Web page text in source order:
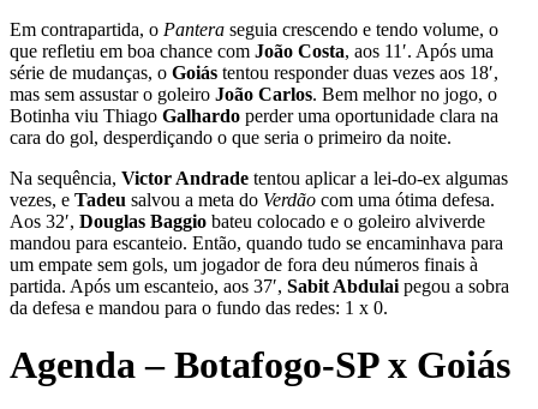
Em contrapartida, o Pantera seguia crescendo e tendo volume, o
que refletiu em boa chance com João Costa, aos 11′. Após uma
série de mudanças, o Goiás tentou responder duas vezes aos 18′,
mas sem assustar o goleiro João Carlos. Bem melhor no jogo, o
Botinha viu Thiago Galhardo perder uma oportunidade clara na
cara do gol, desperdiçando o que seria o primeiro da noite.
Na sequência, Victor Andrade tentou aplicar a lei-do-ex algumas
vezes, e Tadeu salvou a meta do Verdão com uma ótima defesa.
Aos 32′, Douglas Baggio bateu colocado e o goleiro alviverde
mandou para escanteio. Então, quando tudo se encaminhava para
um empate sem gols, um jogador de fora deu números finais à
partida. Após um escanteio, aos 37′, Sabit Abdulai pegou a sobra
da defesa e mandou para o fundo das redes: 1 x 0.
Agenda – Botafogo-SP x Goiás